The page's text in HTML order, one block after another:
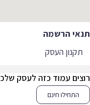
הרשמה
תקנון העסק
עמוד כזה לעסק שלכם?
התחילו חינם